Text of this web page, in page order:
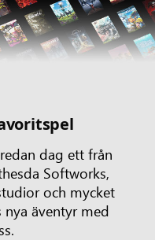
dag ett från
Softworks,
och mycket
äventyr med